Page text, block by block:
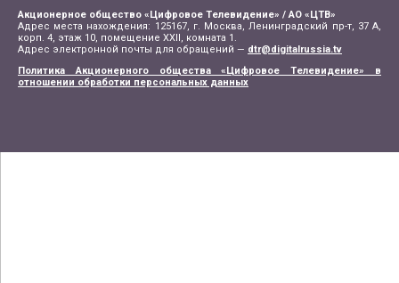
Акционерное общество «Цифровое Телевидение» / АО «ЦТВ»
Адрес места нахождения: 125167, г. Москва, Ленинградский пр-т, 37 А,
корп. 4, этаж 10, помещение XXII, комната 1.
Адрес электронной почты для обращений — dtr@digitalrussia.tv
Политика Акционерного общества «Цифровое Телевидение» в
отношении обработки персональных данных